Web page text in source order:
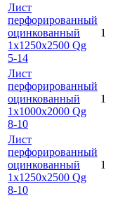
Лист
перфорированный
оцинкованный
1х1250х2500 Qg
5-14
1
Лист
перфорированный
оцинкованный
1х1000х2000 Qg
8-10
1
Лист
перфорированный
оцинкованный
1х1250х2500 Qg
8-10
1